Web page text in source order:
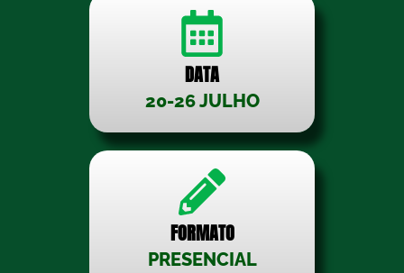
DATA
20-26 JULHO
FORMATO
PRESENCIAL